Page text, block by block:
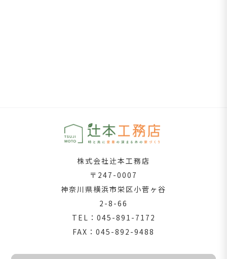
株式会社辻󠄀󠄀本工務店
〒247-0007
神奈川県横浜市栄区小菅ヶ谷
2-8-66
TEL：045-891-7172
FAX：045-892-9488